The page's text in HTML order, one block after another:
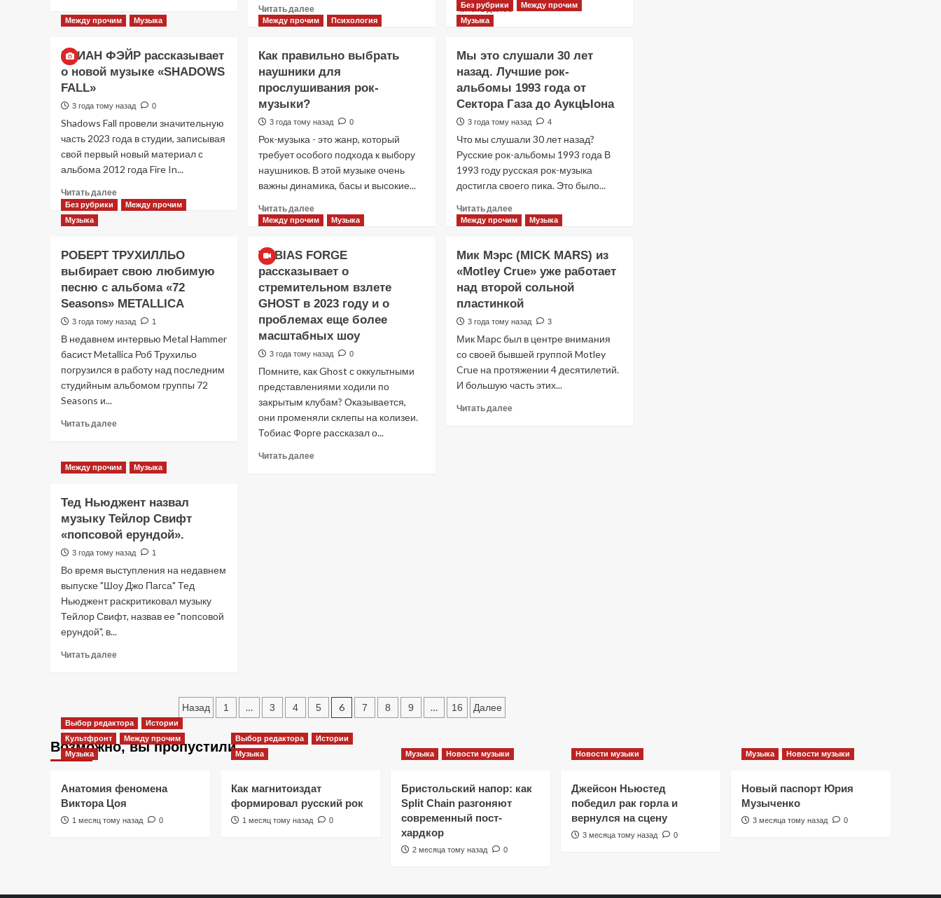
о
слушали
20
Список
из
150
треков
в
жанре
«метал»
вышедших
Читать далееПрочитать
больше
G.
WARRIOR
выбирает
чтобы
познакомить
кого-
то
«TRIPTYKON»
Читать далее Прочитать
Ли
из
«EVANESCENCE»
рассказала
своих
смешанных
чувствах
к
«Everybody’s
Между прочим Музыка
БРИАН ФЭЙР рассказывает
о новой музыке «SHADOWS
FALL»
3 года тому назад 0
Shadows Fall провели значительную
часть 2023 года в студии, записывая
свой первый новый материал с
альбома 2012 года Fire In...
Читать далееПрочитать
больше
рассказывает
о
новой
музыке
«SHADOWS
FALL»
Между прочим Психология
Как правильно выбрать
наушники для
прослушивания рок-
музыки?
3 года тому назад 0
Рок-музыка - это жанр, который
требует особого подхода к выбору
наушников. В этой музыке очень
важны динамика, басы и высокие...
Читать далееПрочитать
больше
правильно
выбрать
наушники
для
прослушивания
рок-
музыки?
Без рубрики
Между прочим
Музыка
Мы это слушали 30 лет
назад. Лучшие рок-
альбомы 1993 года от
Сектора Газа до АукцЫона
3 года тому назад 4
Что мы слушали 30 лет назад?
Русские рок-альбомы 1993 года В
1993 году русская рок-музыка
достигла своего пика. Это было...
Читать далееПрочитать
больше
это
слушали
30
лет
Лучшие
рок-
альбомы
1993
Сектора
Без рубрики
Между прочим
Музыка
РОБЕРТ ТРУХИЛЛЬО
выбирает свою любимую
песню с альбома «72
Seasons» METALLICA
3 года тому назад 1
В недавнем интервью Metal Hammer
басист Metallica Роб Трухильо
погрузился в работу над последним
студийным альбомом группы 72
Seasons и...
Читать далееПрочитать
РОБЕРТ
ТРУХИЛЛЬО
свою
любимую
песню
с
альбома
«72
Seasons»
METALLICA
Между прочим Музыка
TOBIAS FORGE
рассказывает о
стремительном взлете
GHOST в 2023 году и о
проблемах еще более
масштабных шоу
3 года тому назад 0
Помните, как Ghost с оккультными
представлениями ходили по
закрытым клубам? Оказывается,
они променяли склепы на колизеи.
Тобиас Форге рассказал о...
Читать далееПрочитать
шоу
Между прочим Музыка
Мик Мэрс (MICK MARS) из
«Motley Crue» уже работает
над второй сольной
пластинкой
3 года тому назад 3
Мик Марс был в центре внимания
со своей бывшей группой Motley
Crue на протяжении 4 десятилетий.
И большую часть этих...
Читать далееПрочитать
Между прочим Музыка
Тед Ньюджент назвал
музыку Тейлор Свифт
«попсовой ерундой».
3 года тому назад 1
Во время выступления на недавнем
выпуске "Шоу Джо Пагса" Тед
Ньюджент раскритиковал музыку
Тейлор Свифт, назвав ее "попсовой
ерундой", в...
Читать далееПрочитать
назвал
музыку
Тейлор
ерундой».
Пагинация
записей
Назад 1 … 3 4 5 6 7 8 9 … 16 Далее
Возможно, вы пропустили
Выбор редактора
Истории
Культфронт
Между прочим
Музыка
Анатомия феномена
Виктора Цоя
1 месяц тому назад 0
Выбор редактора
Истории
Музыка
Как магнитоиздат
формировал русский рок
1 месяц тому назад 0
Музыка Новости музыки
Бристольский напор: как
Split Chain разгоняют
современный пост-
хардкор
2 месяца тому назад 0
Новости музыки
Джейсон Ньюстед
победил рак горла и
вернулся на сцену
3 месяца тому назад 0
Музыка Новости музыки
Новый паспорт Юрия
Музыченко
3 месяца тому назад 0